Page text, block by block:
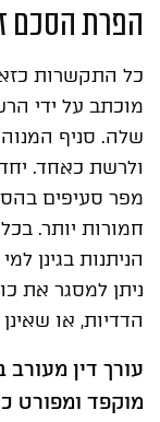
הפרת הסכם
כל התקשרות
מוכתב על ידי
שלה. סניף
ולרשת כאחד.
מפר סעיפים
חמורות יותר.
הניתנות בגינן
ניתן למסגר את
הדדיות, או
עורך דין
מוקפד ומפורט